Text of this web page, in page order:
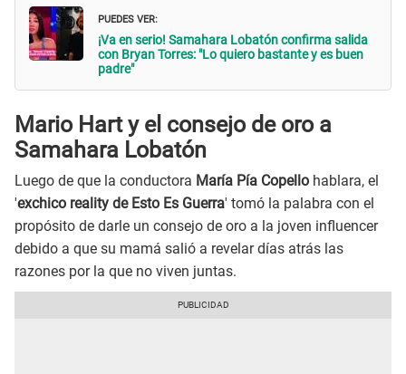
PUEDES VER:
¡Va en serio! Samahara Lobatón confirma salida
con Bryan Torres: "Lo quiero bastante y es buen
padre"
Mario Hart y el consejo de oro a
Samahara Lobatón
Luego de que la conductora María Pía Copello hablara, el
'exchico reality de Esto Es Guerra' tomó la palabra con el
propósito de darle un consejo de oro a la joven influencer
debido a que su mamá salió a revelar días atrás las
razones por la que no viven juntas.